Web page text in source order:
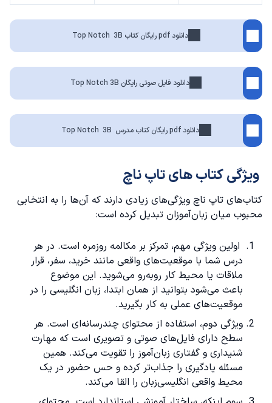
دانلود pdf رایگان کتاب Top Notch 3B
دانلود فایل صوتی رایگان Top Notch 3B
دانلود pdf رایگان کتاب مدرس Top Notch 3B
ویژگی کتاب های تاپ ناچ
کتاب‌های تاپ ناچ ویژگی‌های زیادی دارند که آن‌ها را به انتخابی
محبوب میان زبان‌آموزان تبدیل کرده است:
اولین ویژگی مهم، تمرکز بر مکالمه روزمره است. در هر
درس شما با موقعیت‌های واقعی مانند خرید، سفر، قرار
ملاقات یا محیط کار روبه‌رو می‌شوید. این موضوع
باعث می‌شود بتوانید از همان ابتدا، زبان انگلیسی را در
موقعیت‌های عملی به کار بگیرید.
ویژگی دوم، استفاده از محتوای چندرسانه‌ای است. هر
سطح دارای فایل‌های صوتی و تصویری است که مهارت
شنیداری و گفتاری زبان‌آموز را تقویت می‌کند. همین
مسئله یادگیری را جذاب‌تر کرده و حس حضور در یک
محیط واقعی انگلیسی‌زبان را القا می‌کند.